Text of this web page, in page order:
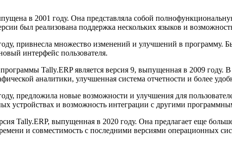
в 2001 году. Она представляла собой
был реализована поддержка нескольких языков и
привнесла множество изменений и улучшений в программу.
интерфейс пользователя.
Tally.ERP является версия 9, выпущенная в 2009
аналитики, улучшенная система отчетности и более
предложила новые возможности и улучшения для
устройствах и возможность интеграции с другими
Tally.ERP, выпущенная в 2020 году. Она предлагает еще
и совместимость с последними версиями операционных